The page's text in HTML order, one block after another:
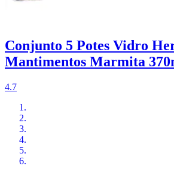
Conjunto 5 Potes Vidro
Mantimentos Marmita
4.7